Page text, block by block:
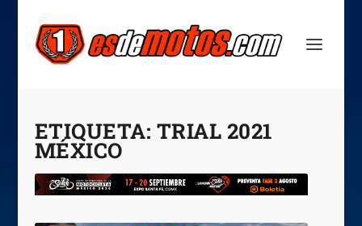
ETIQUETA: TRIAL 2021
MÉXICO